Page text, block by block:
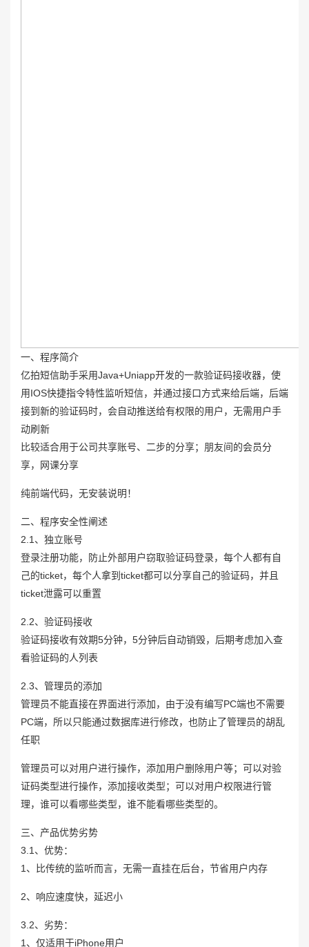
一、程序简介
亿拍短信助手采用Java+Uniapp开发的一款验证码接收器，使
用IOS快捷指令特性监听短信，并通过接口方式来给后端，后端
接到新的验证码时，会自动推送给有权限的用户，无需用户手
动刷新
比较适合用于公司共享账号、二步的分享；朋友间的会员分
享，网课分享
纯前端代码，无安装说明！
二、程序安全性阐述
2.1、独立账号
登录注册功能，防止外部用户窃取验证码登录，每个人都有自
己的ticket，每个人拿到ticket都可以分享自己的验证码，并且
ticket泄露可以重置
2.2、验证码接收
验证码接收有效期5分钟，5分钟后自动销毁，后期考虑加入查
看验证码的人列表
2.3、管理员的添加
管理员不能直接在界面进行添加，由于没有编写PC端也不需要
PC端，所以只能通过数据库进行修改，也防止了管理员的胡乱
任职
管理员可以对用户进行操作，添加用户删除用户等；可以对验
证码类型进行操作，添加接收类型；可以对用户权限进行管
理，谁可以看哪些类型，谁不能看哪些类型的。
三、产品优势劣势
3.1、优势：
1、比传统的监听而言，无需一直挂在后台，节省用户内存
2、响应速度快，延迟小
3.2、劣势：
1、仅适用于iPhone用户